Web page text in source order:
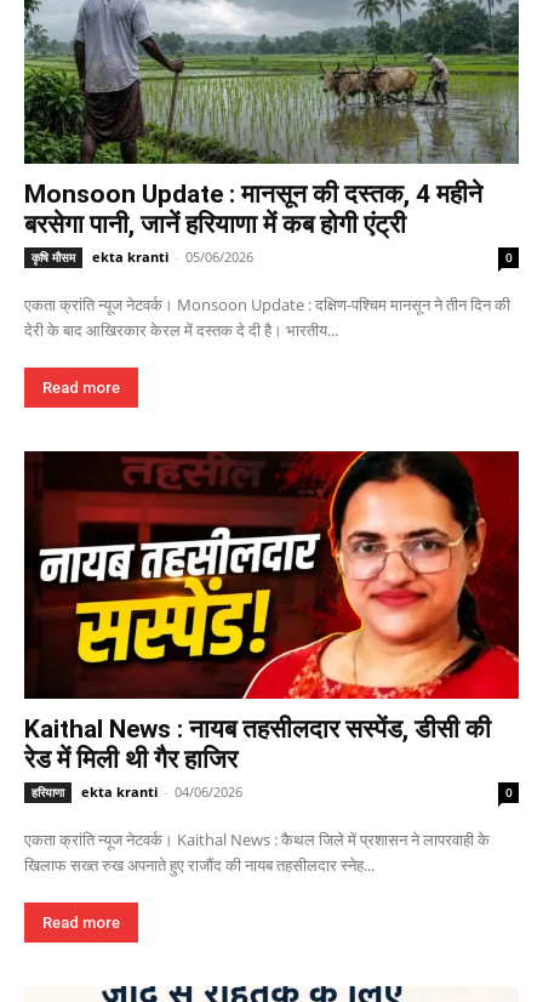
Monsoon Update : मानसून की दस्तक, 4 महीने
बरसेगा पानी, जानें हरियाणा में कब होगी एंट्री
कृषि मौसम ekta kranti - 05/06/2026 0
एकता क्रांति न्यूज नेटवर्क। Monsoon Update : दक्षिण-पश्चिम मानसून ने तीन दिन की
देरी के बाद आखिरकार केरल में दस्तक दे दी है। भारतीय...
Read more
Kaithal News : नायब तहसीलदार सस्पेंड, डीसी की
रेड में मिली थी गैर हाजिर
हरियाणा ekta kranti - 04/06/2026 0
एकता क्रांति न्यूज नेटवर्क। Kaithal News : कैथल जिले में प्रशासन ने लापरवाही के
खिलाफ सख्त रुख अपनाते हुए राजौंद की नायब तहसीलदार स्नेह...
Read more